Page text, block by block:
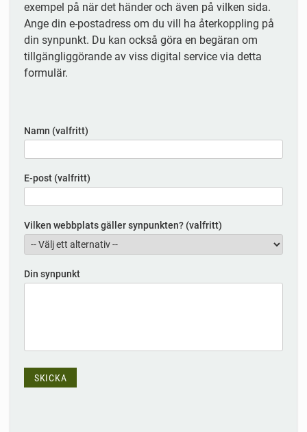
exempel på när det händer och även på vilken sida.
Ange din e-postadress om du vill ha återkoppling på
din synpunkt. Du kan också göra en begäran om
tillgängliggörande av viss digital service via detta
formulär.
Namn (valfritt)
E-post (valfritt)
Vilken webbplats gäller synpunkten? (valfritt)
Din synpunkt
SKICKA